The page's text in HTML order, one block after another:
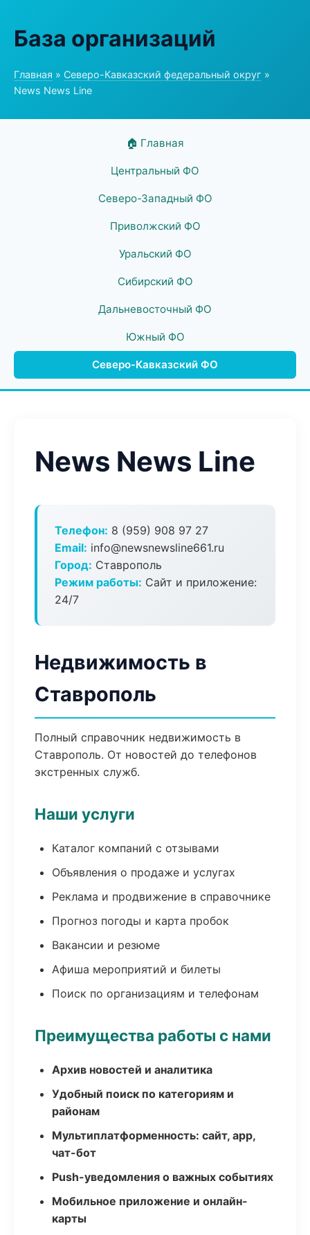
База организаций
Главная » Северо-Кавказский федеральный округ »
News News Line
🏠 Главная
Центральный ФО
Северо-Западный ФО
Приволжский ФО
Уральский ФО
Сибирский ФО
Дальневосточный ФО
Южный ФО
Северо-Кавказский ФО
News News Line
Телефон: 8 (959) 908 97 27
Email: info@newsnewsline661.ru
Город: Ставрополь
Режим работы: Сайт и приложение:
24/7
Недвижимость в
Ставрополь
Полный справочник недвижимость в
Ставрополь. От новостей до телефонов
экстренных служб.
Наши услуги
Каталог компаний с отзывами
Объявления о продаже и услугах
Реклама и продвижение в справочнике
Прогноз погоды и карта пробок
Вакансии и резюме
Афиша мероприятий и билеты
Поиск по организациям и телефонам
Преимущества работы с нами
Архив новостей и аналитика
Удобный поиск по категориям и
районам
Мультиплатформенность: сайт, app,
чат-бот
Push-уведомления о важных событиях
Мобильное приложение и онлайн-
карты